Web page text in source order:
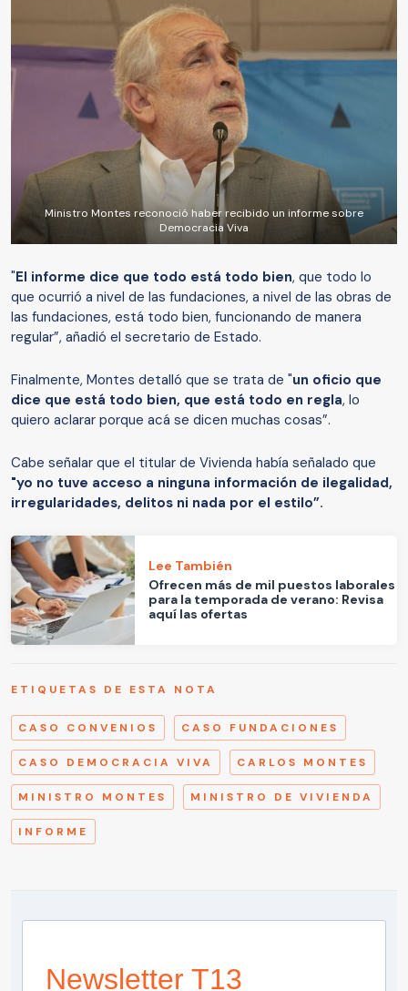
Ministro Montes reconoció haber recibido un informe sobre
Democracia Viva
"El informe dice que todo está todo bien, que todo lo
que ocurrió a nivel de las fundaciones, a nivel de las obras de
las fundaciones, está todo bien, funcionando de manera
regular”, añadió el secretario de Estado.
Finalmente, Montes detalló que se trata de "un oficio que
dice que está todo bien, que está todo en regla, lo
quiero aclarar porque acá se dicen muchas cosas”.
Cabe señalar que el titular de Vivienda había señalado que
"yo no tuve acceso a ninguna información de ilegalidad,
irregularidades, delitos ni nada por el estilo”.
Lee También
Ofrecen más de mil puestos laborales
para la temporada de verano: Revisa
aquí las ofertas
ETIQUETAS DE ESTA NOTA
CASO CONVENIOS CASO FUNDACIONES
CASO DEMOCRACIA VIVA CARLOS MONTES
MINISTRO MONTES MINISTRO DE VIVIENDA
INFORME
Newsletter T13